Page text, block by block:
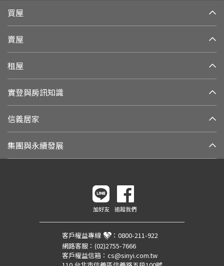
買屋
賣屋
租屋
實登與房訊知識
信義居家
集團與永續發展
加好友 追蹤我們
客戶權益專線 ： 0800-211-922
網路客服： (02)2755-7666
客戶權益信箱： cs@sinyi.com.tw